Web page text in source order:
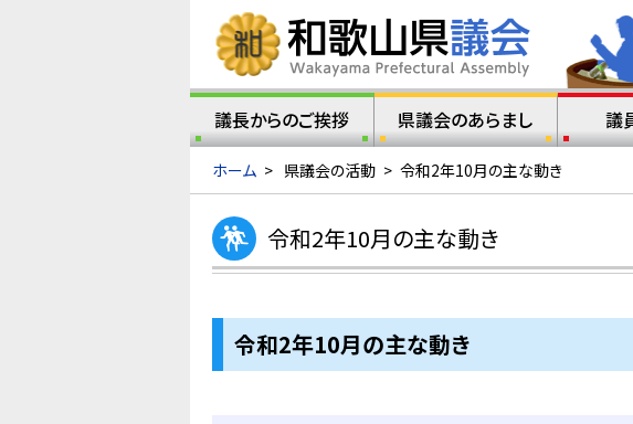
議長からのご挨拶 県議会のあらまし 議
ホーム > 県議会の活動 > 令和2年10月の主な動き
令和2年10月の主な動き
令和2年10月の主な動き